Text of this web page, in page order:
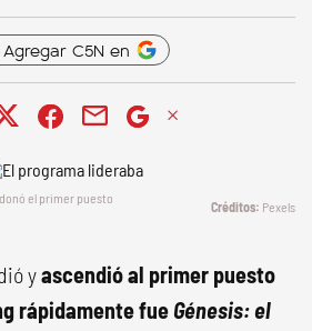
Agregar C5N en
el primer puesto
Pexels
yascendió al primer puesto
rápidamente fue Génesis: el